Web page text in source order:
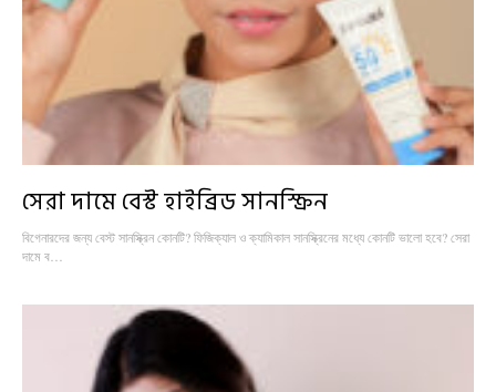
সেরা দামে বেস্ট হাইব্রিড সানস্ক্রিন
বিগেনারদের জন্য বেস্ট সানস্ক্রিন কোনটি? ফিজিক্যাল ও ক্যামিকাল সানস্ক্রিনের মধ্যে কোনটি ভালো হবে? সেরা
দামে ব…